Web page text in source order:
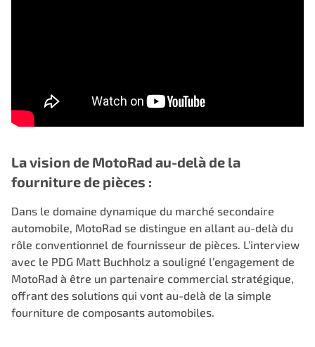
La vision de MotoRad au-delà de la
fourniture de pièces :
Dans le domaine dynamique du marché secondaire
automobile, MotoRad se distingue en allant au-delà du
rôle conventionnel de fournisseur de pièces. L’interview
avec le PDG Matt Buchholz a souligné l’engagement de
MotoRad à être un partenaire commercial stratégique,
offrant des solutions qui vont au-delà de la simple
fourniture de composants automobiles.